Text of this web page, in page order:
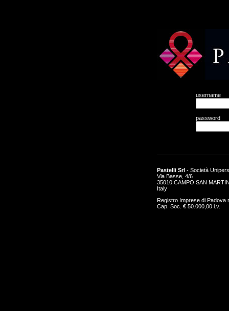
username
password
Pastelli Srl- Società
Via Basse, 4/6
35010 CAMPO SAN
Italy
Registro Imprese di Padova
Cap. Soc. € 50.000,00 i.v.